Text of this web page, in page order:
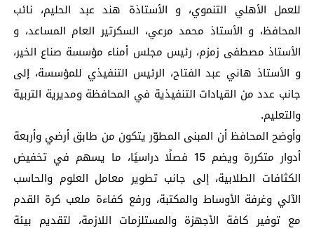
للعمل الأهلي التنموي، و الأستاذة هند عبد الحليم، نائب
المحافظ، و الأستاذ محمد مرعي، السكرتير العام المساعد، و
الأستاذ مصطفى زمزم، رئيس مجلس أمناء مؤسسة صناع الخير،
و الأستاذ هاني عبد الفتاح، الرئيس التنفيذي للمؤسسة، إلى
جانب عدد من القيادات التنفيذية في المحافظة ومديرية التربية
والتعليم.
وأوضح المحافظ أن المبنى المطوّر يتكون من طابق أرضي وأربعة
أدوار متكررة ويضم 15 فصلًا دراسيًا، ما يسهم في تخفيض
الكثافات الطلابية، إلى جانب تطوير معامل العلوم والحاسب
الآلي وغرفة الأوساط والمكتبة، ورفع كفاءة ملعب كرة القدم
مع توفير كافة الأجهزة والمستلزمات اللازمة، لتقديم بيئة